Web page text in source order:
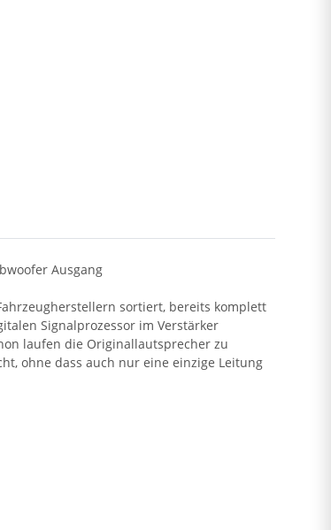
Ausgang
sortiert, bereits komplett
Signalprozessor im Verstärker
laufen die Originallautsprecher zu
ohne dass auch nur eine einzige Leitung